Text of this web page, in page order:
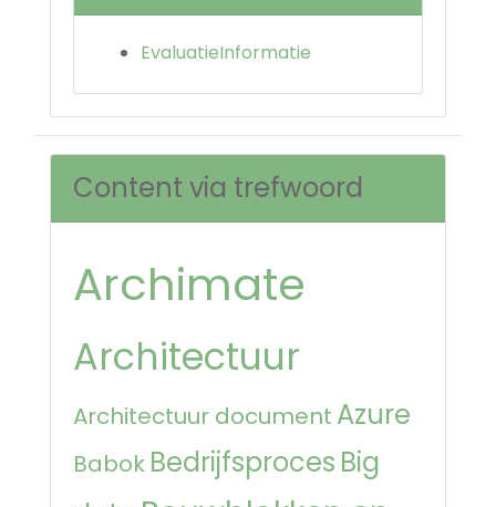
EvaluatieInformatie
Content via trefwoord
Archimate
Architectuur
Architectuur document Azure
Babok Bedrijfsproces Big